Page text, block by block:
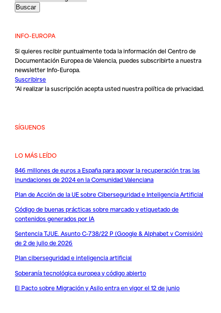
INFO-EUROPA
Si quieres recibir puntualmente toda la información del Centro de
Documentación Europea de Valencia, puedes subscribirte a nuestra
newsletter Info-Europa.
Suscribirse
*Al realizar la suscripción acepta usted nuestrapolítica de privacidad.
SÍGUENOS
LO MÁS LEÍDO
846 millones de euros a España para apoyar la recuperación tras las
inundaciones de 2024 en la Comunidad Valenciana
Plan de Acción de la UE sobre Ciberseguridad e Inteligencia Artificial
Código de buenas prácticas sobre marcado y etiquetado de
contenidos generados por IA
Sentencia TJUE. Asunto C-738/22 P (Google & Alphabet v Comisión)
de 2 de julio de 2026
Plan ciberseguridad e inteligencia artificial
Soberanía tecnológica europea y código abierto
El Pacto sobre Migración y Asilo entra en vigor el 12 de junio